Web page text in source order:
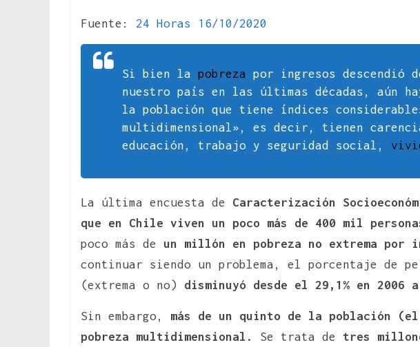
Fuente: 24 Horas 16/10/2020
Si bien la pobreza por ingresos descendió
nuestro país en las últimas décadas, aún
la población que tiene índices
multidimensional», es decir, tienen
educación, trabajo y seguridad social,
La última encuesta de Caracterización
que en Chile viven un poco más de 400 mil
poco más de un millón en pobreza no extrema por
continuar siendo un problema, el porcentaje de
(extrema o no) disminuyó desde el 29,1% en 2006
Sin embargo,
más de un quinto de la población
pobreza multidimensional.
Se trata de tres